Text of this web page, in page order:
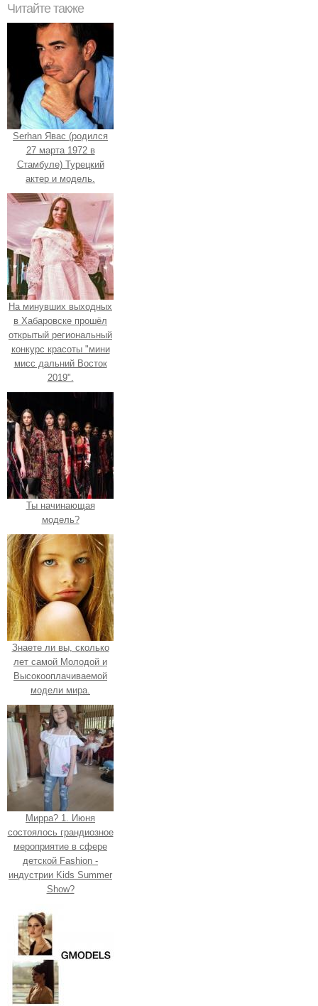
Читайте также
Serhan Явас (родился
27 марта 1972 в
Стамбуле) Турецкий
актер и модель.
На минувших выходных
в Хабаровске прошёл
открытый региональный
конкурс красоты "мини
мисс дальний Восток
2019".
Ты начинающая
модель?
Знаете ли вы, сколько
лет самой Молодой и
Высокооплачиваемой
модели мира.
Мирра? 1. Июня
состоялось грандиозное
мероприятие в сфере
детской Fashion -
индустрии Kids Summer
Show?